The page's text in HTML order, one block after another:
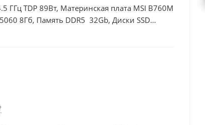
ГГц TDP 89Вт, Материнская плата MSI B760M
8Гб, Память DDR5 32Gb, Диски SSD